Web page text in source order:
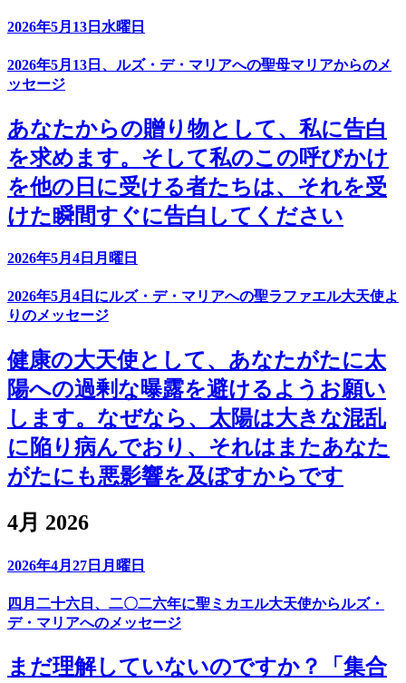
2026年5月13日水曜日
2026年5月13日、ルズ・デ・マリアへの聖母マリアからのメ
ッセージ
あなたからの贈り物として、私に告白
を求めます。そして私のこの呼びかけ
を他の日に受ける者たちは、それを受
けた瞬間すぐに告白してください
2026年5月4日月曜日
2026年5月4日にルズ・デ・マリアへの聖ラファエル大天使よ
りのメッセージ
健康の大天使として、あなたがたに太
陽への過剰な曝露を避けるようお願い
します。なぜなら、太陽は大きな混乱
に陥り病んでおり、それはまたあなた
がたにも悪影響を及ぼすからです
4月 2026
2026年4月27日月曜日
四月二十六日、二〇二六年に聖ミカエル大天使からルズ・
デ・マリアへのメッセージ
まだ理解していないのですか？「集合